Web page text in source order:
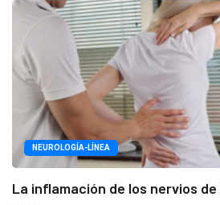
NEUROLOGÍA-LÍNEA
La inflamación de los nervios de